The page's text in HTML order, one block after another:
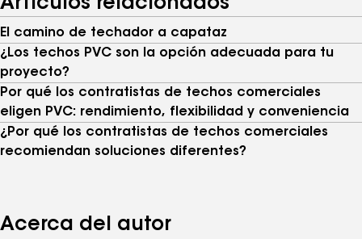
Artículos relacionados
El camino de techador a capataz
¿Los techos PVC son la opción adecuada para tu
proyecto?
Por qué los contratistas de techos comerciales
eligen PVC: rendimiento, flexibilidad y conveniencia
¿Por qué los contratistas de techos comerciales
recomiendan soluciones diferentes?
Acerca del autor